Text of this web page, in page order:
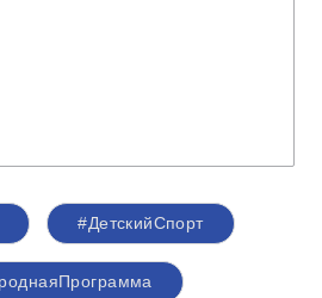
#ДетскийСпорт